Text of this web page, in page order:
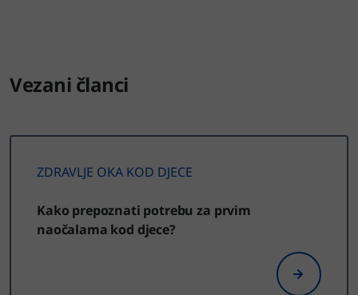
Vezani članci
ZDRAVLJE OKA KOD DJECE
Kako prepoznati potrebu za prvim
naočalama kod djece?